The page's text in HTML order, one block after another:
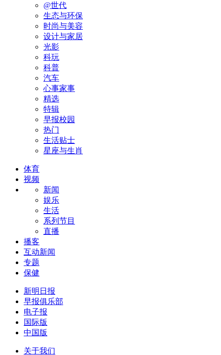
@世代
生态与环保
时尚与美容
设计与家居
光影
科玩
科普
汽车
心事家事
精选
特辑
早报校园
热门
生活贴士
星座与生肖
体育
视频
新闻
娱乐
生活
系列节目
直播
播客
互动新闻
专题
保健
新明日报
早报俱乐部
电子报
国际版
中国版
关于我们